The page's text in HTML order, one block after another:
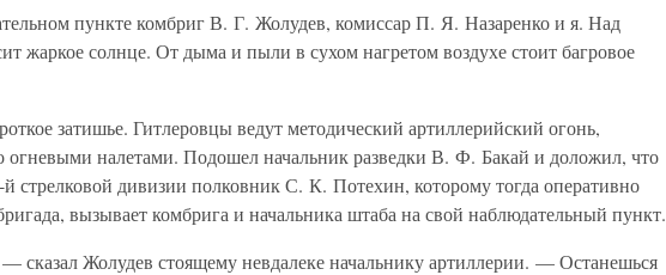
пункте комбриг В. Г. Жолудев, комиссар П. Я. Назаренко и я. Над
жаркое солнце. От дыма и пыли в сухом нагретом воздухе стоит багровое
затишье. Гитлеровцы ведут методический артиллерийский огонь,
огневыми налетами. Подошел начальник разведки В. Ф. Бакай и доложил, что
стрелковой дивизии полковник С. К. Потехин, которому тогда оперативно
вызывает комбрига и начальника штаба на свой наблюдательный пункт.
Жолудев стоящему невдалеке начальнику артиллерии. — Останешься